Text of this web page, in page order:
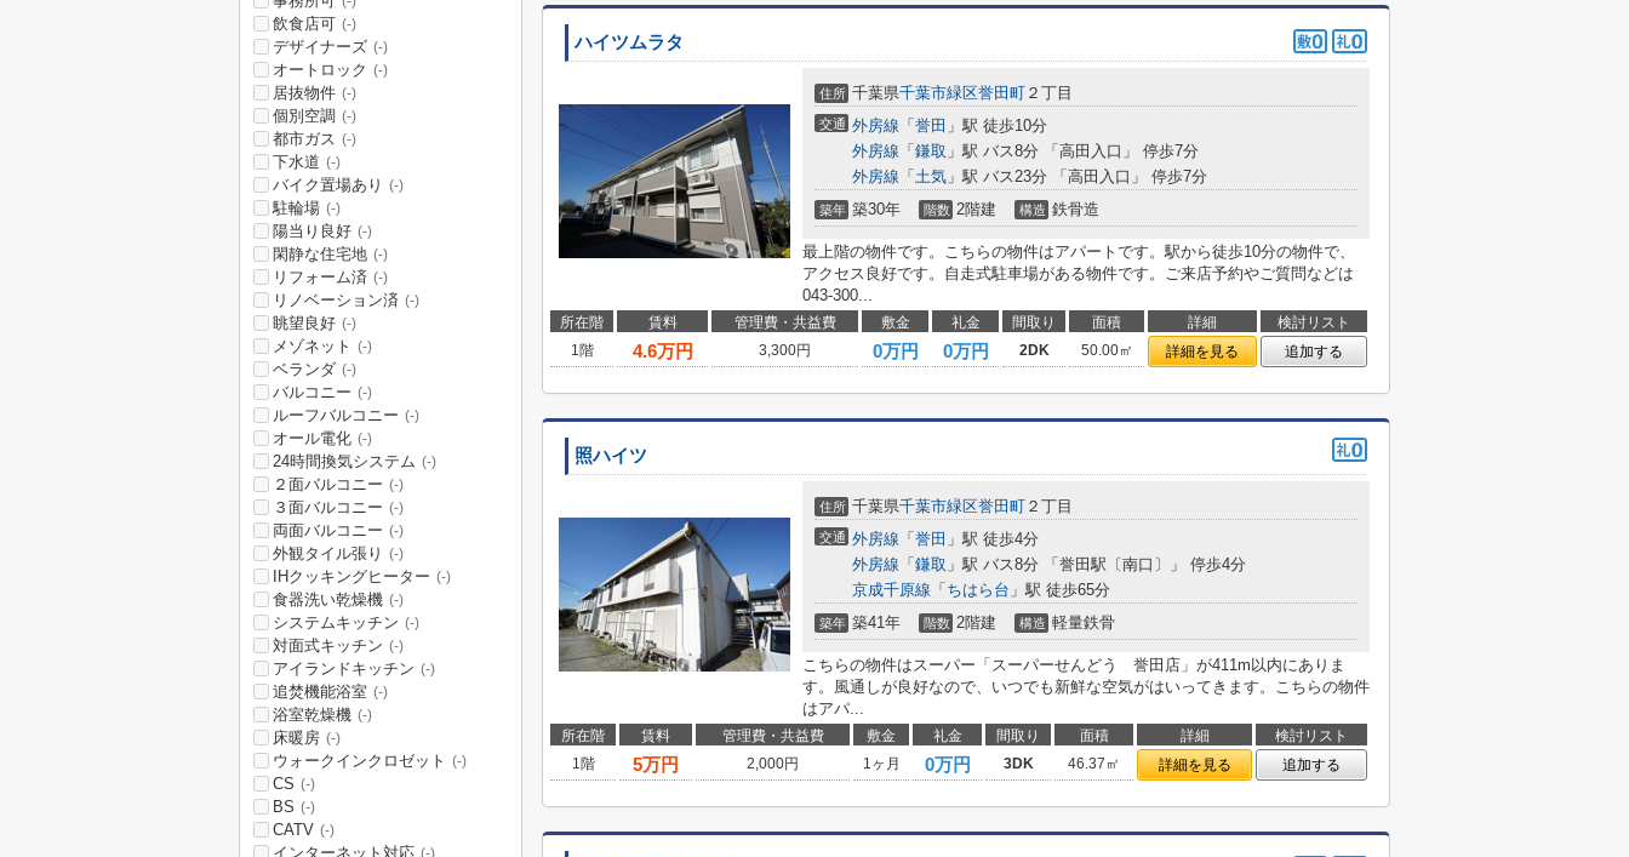
ハイツムラタ
住所 千葉県千葉市緑区誉田町 ２丁目
交通 外房線 「 誉田 」駅 徒歩10分
外房線 「 鎌取 」駅 バス8分 「高田入口」 停歩7分
外房線 「 土気 」駅 バス23分 「高田入口」 停歩7分
築年 築30年 階数 2階建 構造 鉄骨造
最上階の物件です。こちらの物件はアパートです。駅から徒歩10分の物件で、
アクセス良好です。自走式駐車場がある物件です。ご来店予約やご質問などは
043-300...
所在階 賃料 管理費・共益費 敷金 礼金 間取り 面積 詳細
検討リスト
1階
4.6万円 3,300円 0万円 0万円 2DK 50.00㎡ 詳細を見る 追加する
照ハイツ
住所 千葉県千葉市緑区誉田町 ２丁目
交通 外房線 「 誉田 」駅 徒歩4分
外房線 「 鎌取 」駅 バス8分 「誉田駅〔南口〕」 停歩4分
京成千原線 「 ちはら台 」駅 徒歩65分
築年 築41年 階数 2階建 構造 軽量鉄骨
こちらの物件はスーパー「スーパーせんどう 誉田店」が411m以内にありま
す。風通しが良好なので、いつでも新鮮な空気がはいってきます。こちらの物件
はアパ...
所在階 賃料 管理費・共益費 敷金 礼金 間取り 面積 詳細
検討リスト
1階
5万円 2,000円 1ヶ月 0万円 3DK 46.37㎡ 詳細を見る 追加する
飲食店可 (-)
デザイナーズ (-)
オートロック (-)
居抜物件 (-)
個別空調 (-)
都市ガス (-)
下水道 (-)
バイク置場あり (-)
駐輪場 (-)
陽当り良好 (-)
閑静な住宅地 (-)
リフォーム済 (-)
リノベーション済 (-)
眺望良好 (-)
メゾネット (-)
ベランダ (-)
バルコニー (-)
ルーフバルコニー (-)
オール電化 (-)
24時間換気システム (-)
２面バルコニー (-)
３面バルコニー (-)
両面バルコニー (-)
外観タイル張り (-)
IHクッキングヒーター (-)
食器洗い乾燥機 (-)
システムキッチン (-)
対面式キッチン (-)
アイランドキッチン (-)
追焚機能浴室 (-)
浴室乾燥機 (-)
床暖房 (-)
ウォークインクロゼット (-)
CS (-)
BS (-)
CATV (-)
インターネット対応 (-)